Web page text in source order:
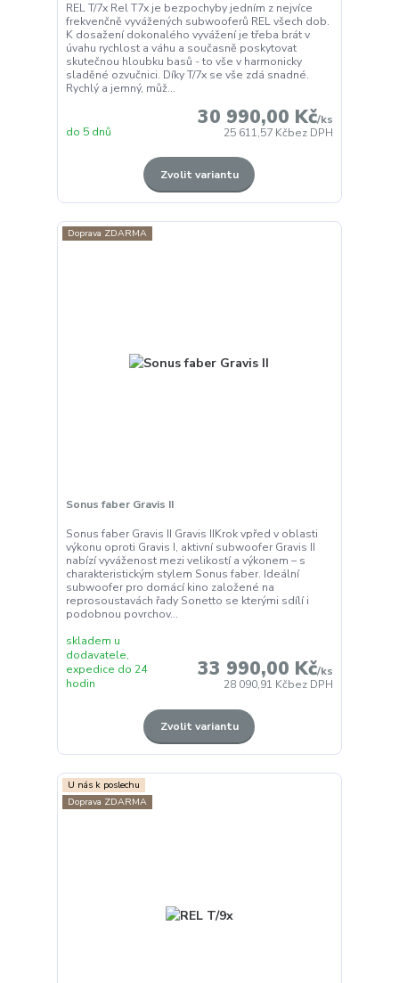
REL T/7x Rel T7x je bezpochyby jedním z nejvíce
frekvenčně vyvážených subwooferů REL všech dob.
K dosažení dokonalého vyvážení je třeba brát v
úvahu rychlost a váhu a současně poskytovat
skutečnou hloubku basů - to vše v harmonicky
sladěné ozvučnici. Díky T/7x se vše zdá snadné.
Rychlý a jemný, můž...
30 990,00 Kč/ks
25 611,57 Kčbez DPH
do 5 dnů
Zvolit variantu
Doprava ZDARMA
Sonus faber Gravis II
Sonus faber Gravis II Gravis IIKrok vpřed v oblasti
výkonu oproti Gravis I, aktivní subwoofer Gravis II
nabízí vyváženost mezi velikostí a výkonem – s
charakteristickým stylem Sonus faber. Ideální
subwoofer pro domácí kino založené na
reprosoustavách řady Sonetto se kterými sdílí i
podobnou povrchov...
33 990,00 Kč/ks
28 090,91 Kčbez DPH
skladem u
dodavatele,
expedice do 24
hodin
Zvolit variantu
U nás k poslechu
Doprava ZDARMA